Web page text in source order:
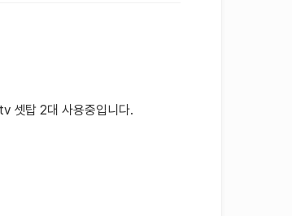
셋탑 2대 사용중입니다.